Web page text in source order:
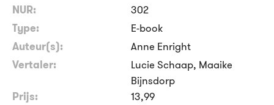
NUR:
302
Type:
E-book
Auteur(s):
Anne Enright
Vertaler:
Lucie Schaap, Maaike
Bijnsdorp
Prijs:
13,99